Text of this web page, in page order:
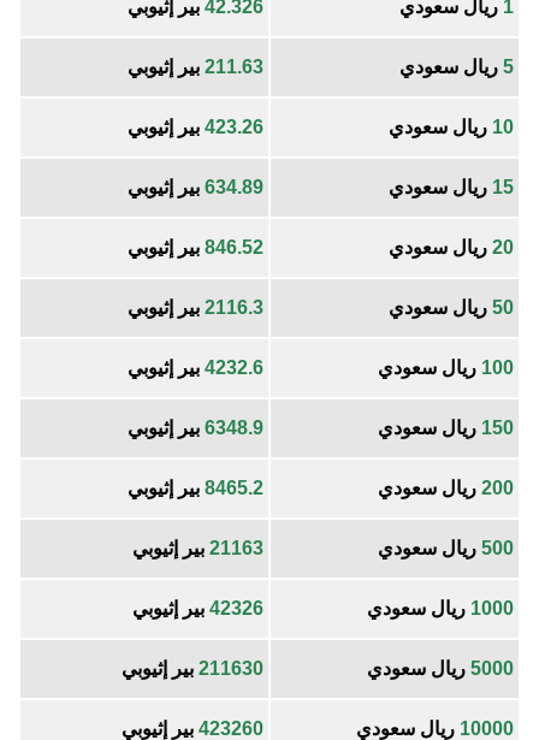
1 ريال سعودي 42.326 بير إثيوبي
5 ريال سعودي 211.63 بير إثيوبي
10 ريال سعودي 423.26 بير إثيوبي
15 ريال سعودي 634.89 بير إثيوبي
20 ريال سعودي 846.52 بير إثيوبي
50 ريال سعودي 2116.3 بير إثيوبي
100 ريال سعودي 4232.6 بير إثيوبي
150 ريال سعودي 6348.9 بير إثيوبي
200 ريال سعودي 8465.2 بير إثيوبي
500 ريال سعودي 21163 بير إثيوبي
1000 ريال سعودي 42326 بير إثيوبي
5000 ريال سعودي 211630 بير إثيوبي
10000 ريال سعودي 423260 بير إثيوبي